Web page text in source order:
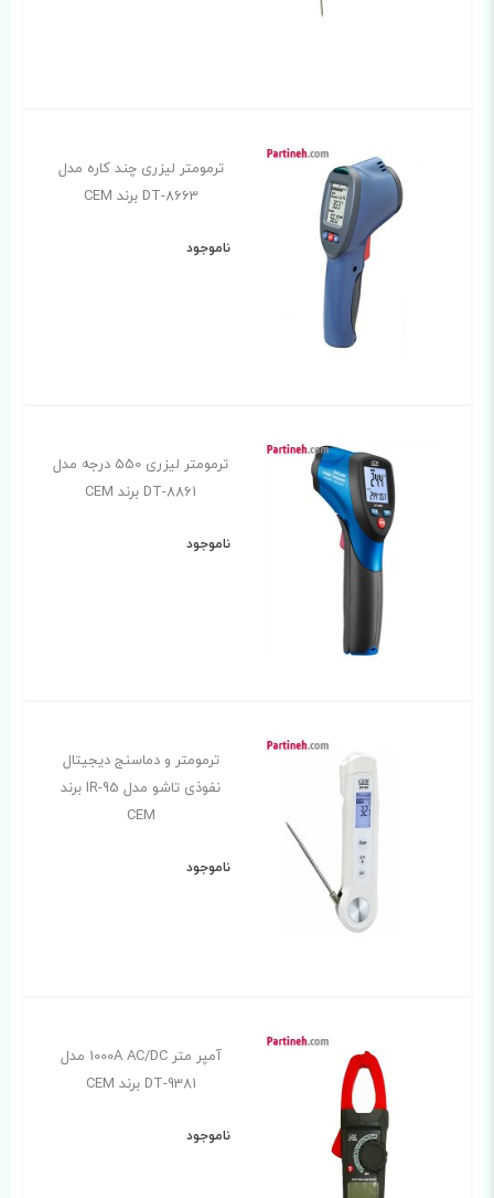
ترمومتر لیزری چند کاره مدل
DT-8663 برند CEM
ناموجود
ترمومتر لیزری 550 درجه مدل
DT-8861 برند CEM
ناموجود
ترمومتر و دماسنج دیجیتال
نفوذی تاشو مدل IR-95 برند
CEM
ناموجود
آمپر متر 1000A AC/DC مدل
DT-9381 برند CEM
ناموجود